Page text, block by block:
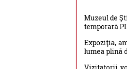
si
din
Suceava
Muzeul de
temporară
Expoziţia,
lumea plină